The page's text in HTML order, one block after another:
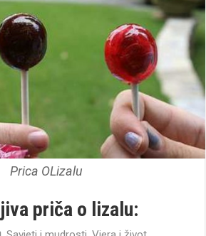
Prica OLizalu
priča o lizalu: